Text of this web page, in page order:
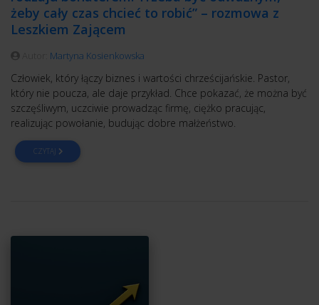
żeby cały czas chcieć to robić” – rozmowa z
Leszkiem Zającem
Martyna Kosienkowska
Człowiek, który łączy biznes i wartości chrześcijańskie. Pastor,
który nie poucza, ale daje przykład. Chce pokazać, że można być
szczęśliwym, uczciwie prowadząc firmę, ciężko pracując,
realizując powołanie, budując dobre małżeństwo.
CZYTAJ